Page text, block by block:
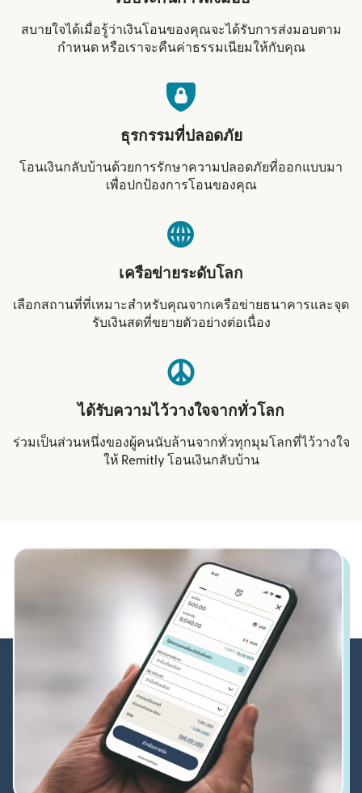
สบายใจได้เมื่อรู้ว่าเงินโอนของคุณจะได้รับการส่งมอบตาม
กำหนด หรือเราจะคืนค่าธรรมเนียมให้กับคุณ
ธุรกรรมที่ปลอดภัย
โอนเงินกลับบ้านด้วยการรักษาความปลอดภัยที่ออกแบบมา
เพื่อปกป้องการโอนของคุณ
เครือข่ายระดับโลก
เลือกสถานที่ที่เหมาะสำหรับคุณจากเครือข่ายธนาคารและจุด
รับเงินสดที่ขยายตัวอย่างต่อเนื่อง
ได้รับความไว้วางใจจากทั่วโลก
ร่วมเป็นส่วนหนึ่งของผู้คนนับล้านจากทั่วทุกมุมโลกที่ไว้วางใจ
ให้ Remitly โอนเงินกลับบ้าน